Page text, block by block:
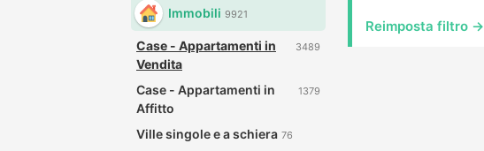
Immobili 9921
Case - Appartamenti in
Vendita
3489
Case - Appartamenti in
Affitto
1379
Ville singole e a schiera 76
Reimposta filtro →